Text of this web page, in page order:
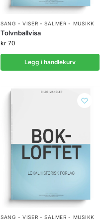
SANG - VISER - SALMER - MUSIKK
Tolvnballvisa
kr 70
Legg i handlekurv
SANG - VISER - SALMER - MUSIKK